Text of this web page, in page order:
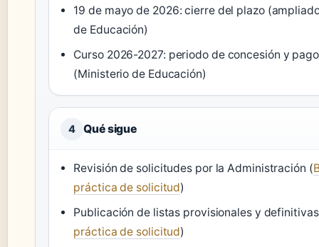
19 de mayo de 2026: cierre del plazo
de Educación)
Curso 2026-2027: periodo de concesión y
(Ministerio de Educación)
4 Qué sigue
Revisión de solicitudes por la Administración (
práctica de solicitud)
Publicación de listas provisionales y
práctica de solicitud)